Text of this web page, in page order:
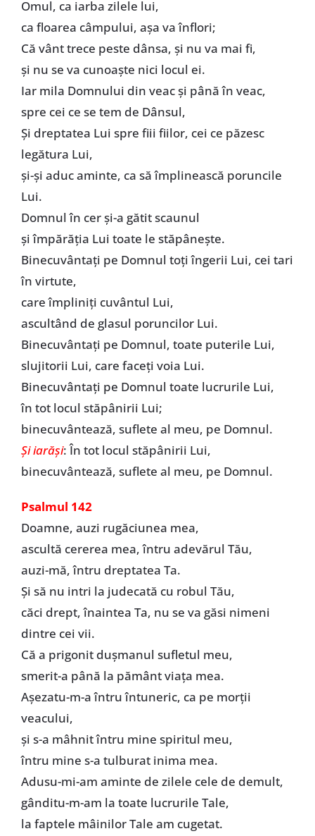
Omul, ca iarba zilele lui,
ca floarea câmpului, așa va înflori;
Că vânt trece peste dânsa, și nu va mai fi,
și nu se va cunoaște nici locul ei.
Iar mila Domnului din veac și până în veac,
spre cei ce se tem de Dânsul,
Și dreptatea Lui spre fiii fiilor, cei ce păzesc
legătura Lui,
și-și aduc aminte, ca să împlinească poruncile
Lui.
Domnul în cer și-a gătit scaunul
și împărăția Lui toate le stăpânește.
Binecuvântați pe Domnul toți îngerii Lui, cei tari
în virtute,
care împliniți cuvântul Lui,
ascultând de glasul poruncilor Lui.
Binecuvântați pe Domnul, toate puterile Lui,
slujitorii Lui, care faceți voia Lui.
Binecuvântați pe Domnul toate lucrurile Lui,
în tot locul stăpânirii Lui;
binecuvântează, suflete al meu, pe Domnul.
Și iarăși: În tot locul stăpânirii Lui,
binecuvântează, suflete al meu, pe Domnul.
Psalmul 142
Doamne, auzi rugăciunea mea,
ascultă cererea mea, întru adevărul Tău,
auzi-mă, întru dreptatea Ta.
Și să nu intri la judecată cu robul Tău,
căci drept, înaintea Ta, nu se va găsi nimeni
dintre cei vii.
Că a prigonit dușmanul sufletul meu,
smerit-a până la pământ viața mea.
Așezatu-m-a întru întuneric, ca pe morții
veacului,
și s-a mâhnit întru mine spiritul meu,
întru mine s-a tulburat inima mea.
Adusu-mi-am aminte de zilele cele de demult,
gânditu-m-am la toate lucrurile Tale,
la faptele mâinilor Tale am cugetat.